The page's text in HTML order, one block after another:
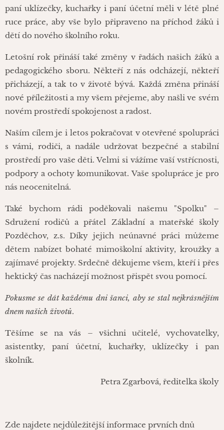
paní uklízečky, kuchařky i paní účetní měli v létě plné
ruce práce, aby vše bylo připraveno na příchod žáků i
dětí do nového školního roku.
Letošní rok přináší také změny v řadách našich žáků a
pedagogického sboru. Někteří z nás odcházejí, někteří
přicházejí, a tak to v životě bývá. Každá změna přináší
nové příležitosti a my všem přejeme, aby našli ve svém
novém prostředí spokojenost a radost.
Naším cílem je i letos pokračovat v otevřené spolupráci
s vámi, rodiči, a nadále udržovat bezpečné a stabilní
prostředí pro vaše děti. Velmi si vážíme vaší vstřícnosti,
podpory a ochoty komunikovat. Vaše spolupráce je pro
nás neocenitelná.
Také bychom rádi poděkovali našemu "Spolku" –
Sdružení rodičů a přátel Základní a mateřské školy
Pozděchov, z.s. Díky jejich neúnavné práci můžeme
dětem nabízet bohaté mimoškolní aktivity, kroužky a
zajímavé projekty. Srdečně děkujeme všem, kteří i přes
hektický čas nacházejí možnost přispět svou pomocí.
Pokusme se dát každému dni šanci, aby se stal nejkrásnějším
dnem našich životů.
Těšíme se na vás – všichni učitelé, vychovatelky,
asistentky, paní účetní, kuchařky, uklízečky i pan
školník.
Petra Zgarbová, ředitelka školy
Zde najdete nejdůležitější informace prvních dnů